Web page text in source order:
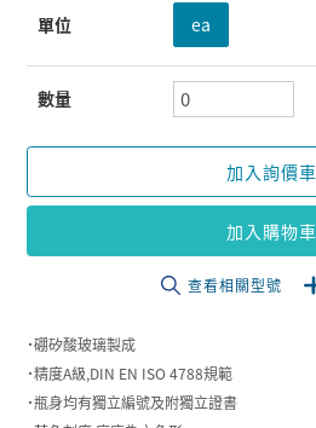
單位 ea
數量
加入詢價車
加入購物車
查看相關型號
˙硼矽酸玻璃製成
˙精度A級,DIN EN ISO 4788規範
˙瓶身均有獨立編號及附獨立證書